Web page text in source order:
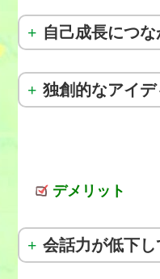
自己成長につ
独創的なアイ
デメリット
会話力が低下し